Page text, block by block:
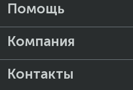
Помощь
Компания
Контакты